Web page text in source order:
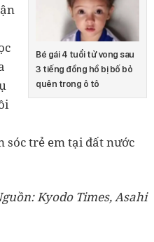
Bé gái 4 tuổi tử vong sau
3 tiếng đồng hồ bị bố bỏ
quên trong ô tô
trẻ em tại đất nước
Kyodo Times, Asahi